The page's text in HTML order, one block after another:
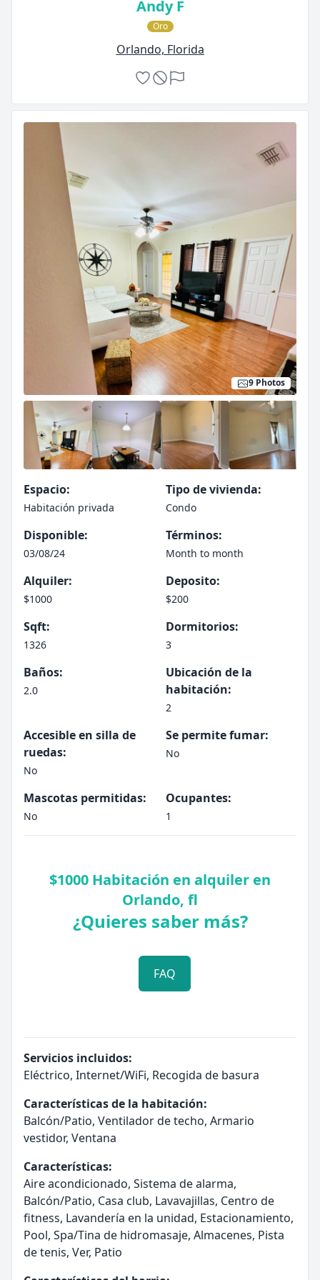
Andy F
Oro
Orlando, Florida
9 Photos
Espacio:
Habitación privada
Tipo de vivienda:
Condo
Disponible:
03/08/24
Términos:
Month to month
Alquiler:
$1000
Deposito:
$200
Sqft:
1326
Dormitorios:
3
Baños:
2.0
Ubicación de la
habitación:
2
Accesible en silla de
ruedas:
No
Se permite fumar:
No
Mascotas permitidas:
No
Ocupantes:
1
$1000 Habitación en alquiler en
Orlando, fl
¿Quieres saber más?
FAQ
Servicios incluidos:
Eléctrico, Internet/WiFi, Recogida de basura
Características de la habitación:
Balcón/Patio, Ventilador de techo, Armario
vestidor, Ventana
Características:
Aire acondicionado, Sistema de alarma,
Balcón/Patio, Casa club, Lavavajillas, Centro de
fitness, Lavandería en la unidad, Estacionamiento,
Pool, Spa/Tina de hidromasaje, Almacenes, Pista
de tenis, Ver, Patio